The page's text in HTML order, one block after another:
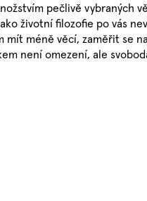
pečlivě vybraných
životní filozofie po vás
méně věcí, zaměřit se
není omezení, ale